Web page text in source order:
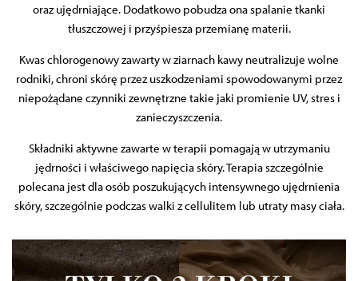
oraz ujędrniające. Dodatkowo pobudza ona spalanie tkanki
tłuszczowej i przyśpiesza przemianę materii.
Kwas chlorogenowy zawarty w ziarnach kawy neutralizuje wolne
rodniki, chroni skórę przez uszkodzeniami spowodowanymi przez
niepożądane czynniki zewnętrzne takie jaki promienie UV, stres i
zanieczyszczenia.
Składniki aktywne zawarte w terapii pomagają w utrzymaniu
jędrności i właściwego napięcia skóry. Terapia szczególnie
polecana jest dla osób poszukujących intensywnego ujędrnienia
skóry, szczególnie podczas walki z cellulitem lub utraty masy ciała.